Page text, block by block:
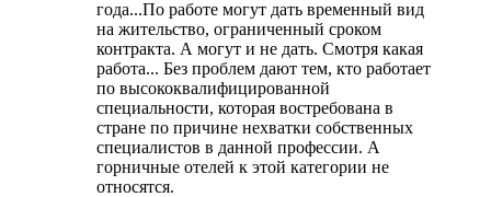
года...По работе могут дать временный вид
на жительство, ограниченный сроком
контракта. А могут и не дать. Смотря какая
работа... Без проблем дают тем, кто работает
по высококвалифицированной
специальности, которая востребована в
стране по причине нехватки собственных
специалистов в данной профессии. А
горничные отелей к этой категории не
относятся.